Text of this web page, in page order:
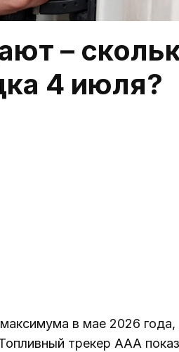
–
4 июля?
в мае 2026
трекер AAA